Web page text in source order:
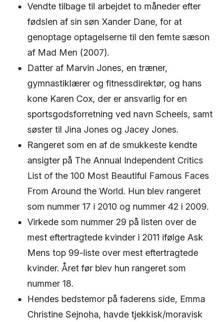
Vendte tilbage til arbejdet to måneder efter
fødslen af sin søn Xander Dane, for at
genoptage optagelserne til den femte sæson
af Mad Men (2007).
Datter af Marvin Jones, en træner,
gymnastiklærer og fitnessdirektør, og hans
kone Karen Cox, der er ansvarlig for en
sportsgodsforretning ved navn Scheels, samt
søster til Jina Jones og Jacey Jones.
Rangeret som en af de smukkeste kendte
ansigter på The Annual Independent Critics
List of the 100 Most Beautiful Famous Faces
From Around the World. Hun blev rangeret
som nummer 17 i 2010 og nummer 42 i 2009.
Virkede som nummer 29 på listen over de
mest eftertragtede kvinder i 2011 ifølge Ask
Mens top 99-liste over mest eftertragtede
kvinder. Året før blev hun rangeret som
nummer 18.
Hendes bedstemor på faderens side, Emma
Christine Sejnoha, havde tjekkisk/moravisk